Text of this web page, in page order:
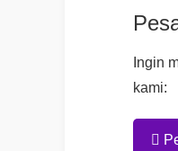
Ingin
kami: